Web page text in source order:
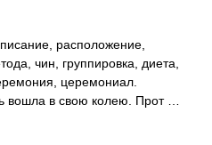
расположение,
чин, группировка, диета,
церемониал.
вошла в свою колею. Прот …